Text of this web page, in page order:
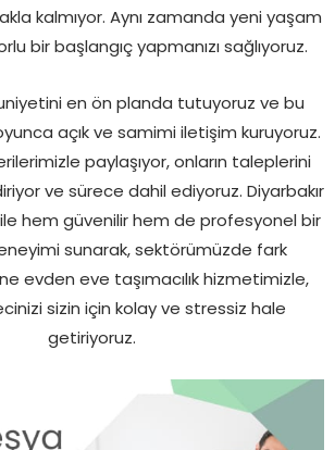
kalmıyor. Aynı zamanda yeni yaşam
bir başlangıç yapmanızı sağlıyoruz.
en ön planda tutuyoruz ve bu
açık ve samimi iletişim kuruyoruz.
paylaşıyor, onların taleplerini
ve sürece dahil ediyoruz. Diyarbakır
hem güvenilir hem de profesyonel bir
sunarak, sektörümüzde fark
evden eve taşımacılık hizmetimizle,
sizin için kolay ve stressiz hale
getiriyoruz.